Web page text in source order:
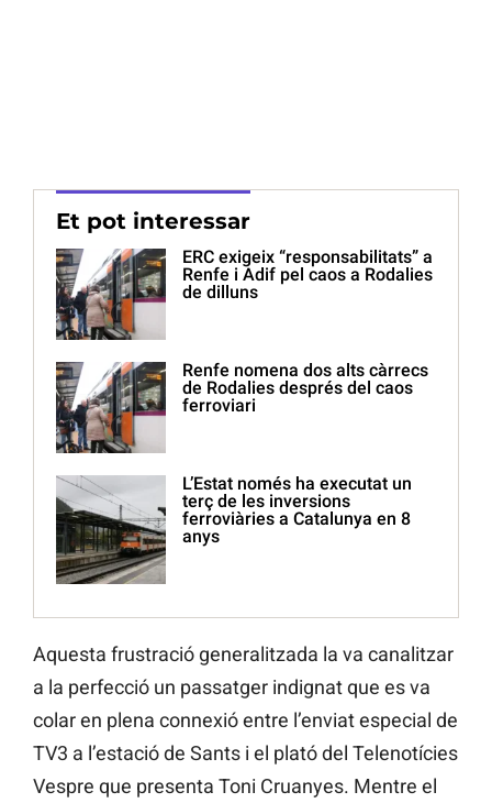
Et pot interessar
ERC exigeix “responsabilitats” a
Renfe i Adif pel caos a Rodalies
de dilluns
Renfe nomena dos alts càrrecs
de Rodalies després del caos
ferroviari
L’Estat només ha executat un
terç de les inversions
ferroviàries a Catalunya en 8
anys
Aquesta frustració generalitzada la va canalitzar
a la perfecció un passatger indignat que es va
colar en plena connexió entre l’enviat especial de
TV3 a l’estació de Sants i el plató del Telenotícies
Vespre que presenta Toni Cruanyes. Mentre el